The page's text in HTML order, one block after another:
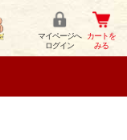
マイページへ
ログイン
カートを
みる